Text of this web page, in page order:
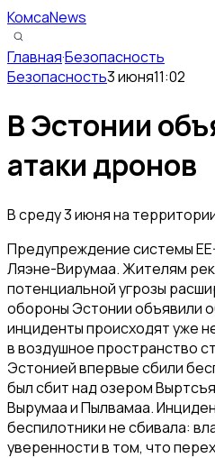
КомсаNews
Главная·Безопасность
Безопасность3 июня11:02
В Эстонии
атаки дронов
В среду 3 июня на
Предупреждение системы
Ляэне-Вирумаа. Жителям
потенциальной угрозы
обороны Эстонии объявили
инциденты происходят уже
в воздушное пространство
Эстонией впервые сбили
был сбит над озером
Вырумаа и Пылвамаа.
беспилотники не сбивала:
уверенности в том, что